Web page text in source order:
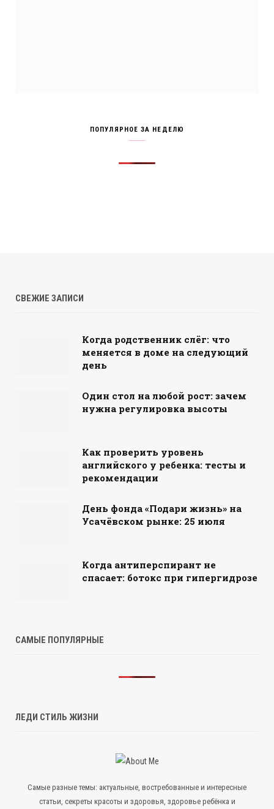
ПОПУЛЯРНОЕ ЗА НЕДЕЛЮ
СВЕЖИЕ ЗАПИСИ
Когда родственник слёг: что
меняется в доме на следующий
день
Один стол на любой рост: зачем
нужна регулировка высоты
Как проверить уровень
английского у ребенка: тесты и
рекомендации
День фонда «Подари жизнь» на
Усачёвском рынке: 25 июля
Когда антиперспирант не
спасает: ботокс при гипергидрозе
САМЫЕ ПОПУЛЯРНЫЕ
ЛЕДИ СТИЛЬ ЖИЗНИ
Самые разные темы: актуальные, востребованные и интересные
статьи, секреты красоты и здоровья, здоровье ребёнка и